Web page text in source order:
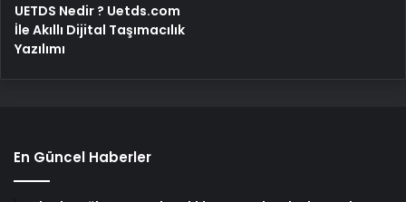
UETDS Nedir ? Uetds.com
İle Akıllı Dijital Taşımacılık
Yazılımı
En Güncel Haberler